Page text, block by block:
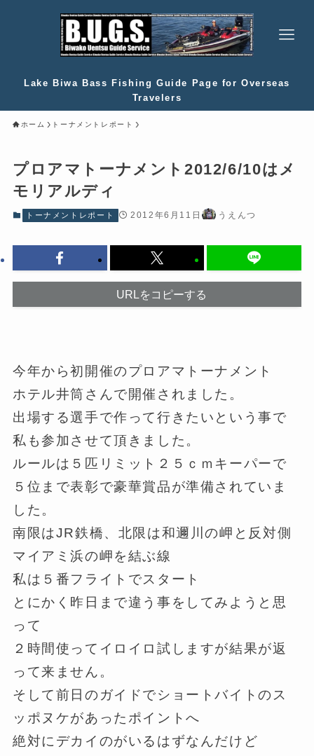
Lake Biwa Bass Fishing Guide Page for Overseas
Travelers
ホーム トーナメントレポート
プロアマトーナメント2012/6/10はメ
モリアルディ
トーナメントレポート 2012年6月11日 うえんつ
URLをコピーする
今年から初開催のプロアマトーナメント
ホテル井筒さんで開催されました。
出場する選手で作って行きたいという事で
私も参加させて頂きました。
ルールは５匹リミット２５ｃｍキーパーで
５位まで表彰で豪華賞品が準備されていま
した。
南限はJR鉄橋、北限は和邇川の岬と反対側
マイアミ浜の岬を結ぶ線
私は５番フライトでスタート
とにかく昨日まで違う事をしてみようと思
って
２時間使ってイロイロ試しますが結果が返
って来ません。
そして前日のガイドでショートバイトのス
ッポヌケがあったポイントへ
絶対にデカイのがいるはずなんだけど